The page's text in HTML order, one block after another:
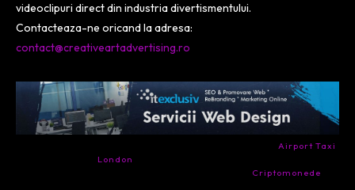
videoclipuri direct din industria divertismentului.
Contacteaza-ne oricand la adresa:
contact@creativeartadvertising.ro
Airport Taxi
London
Criptomonede